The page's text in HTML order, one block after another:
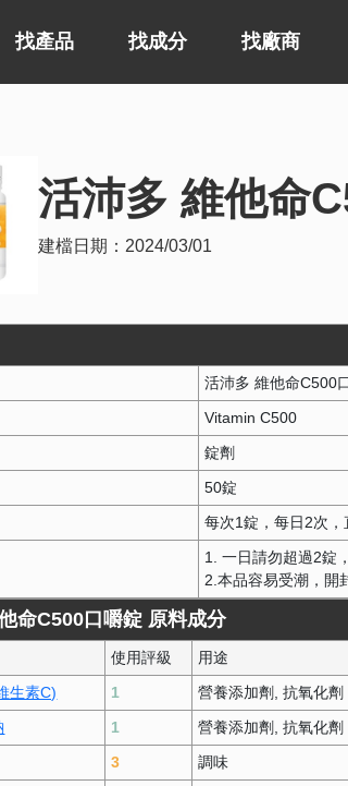
找產品 找成分 找廠商
活沛多 維他命
建檔日期： 2024/03/01
活沛多 維他命C500
Vitamin C500
錠劑
50錠
每次1錠，每日2次
1. 一日請勿超過2錠
2.本品容易受潮，開
命C500口嚼錠 原料成分
使用評級 用途
生素C)
1 營養添加劑 抗氧化劑
1 營養添加劑
抗氧化劑
3
調味